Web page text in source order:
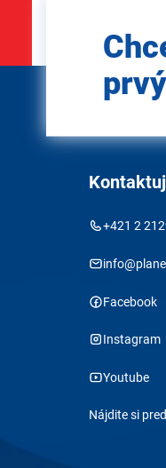
e-mail
+421 2
Facebook
Instagram
Youtube
Nájdite si